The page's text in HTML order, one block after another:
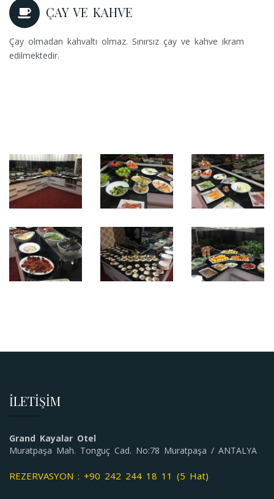
ÇAY VE KAHVE
Çay olmadan kahvaltı olmaz. Sınırsız çay ve kahve ikram
edilmektedir.
İLETİŞİM
Grand Kayalar Otel
Muratpaşa Mah. Tonguç Cad. No:78 Muratpaşa / ANTALYA
REZERVASYON : +90 242 244 18 11 (5 Hat)